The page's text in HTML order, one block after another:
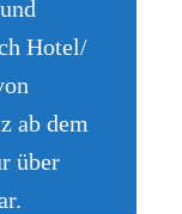
Hotel/
ab dem
über